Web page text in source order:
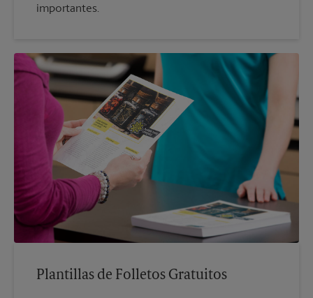
importantes.
Plantillas de Folletos Gratuitos